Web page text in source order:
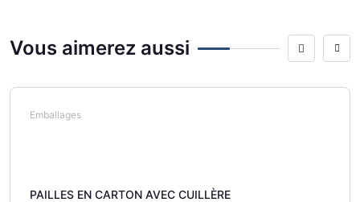
Vous aimerez aussi
Emballages
PAILLES EN CARTON AVEC CUILLÈRE